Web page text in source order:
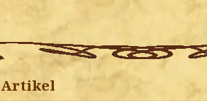
Artikel